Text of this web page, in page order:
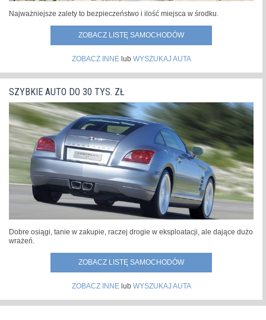
Najważniejsze zalety to bezpieczeństwo i ilość miejsca w środku.
ZOBACZ LISTĘ SAMOCHODÓW
ZOBACZ INNElub WYSZUKAJ AUTA
SZYBKIE AUTO DO 30 TYS. ZŁ
Dobre osiągi, tanie w zakupie, raczej drogie w eksploatacji, ale dające dużo
wrażeń.
ZOBACZ LISTĘ SAMOCHODÓW
ZOBACZ INNElub WYSZUKAJ AUTA